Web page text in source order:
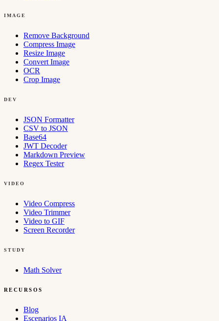
IMAGE
Remove Background
Compress Image
Resize Image
Convert Image
OCR
Crop Image
DEV
JSON Formatter
CSV to JSON
Base64
JWT Decoder
Markdown Preview
Regex Tester
VIDEO
Video Compress
Video Trimmer
Video to GIF
Screen Recorder
STUDY
Math Solver
RECURSOS
Blog
Escenarios IA